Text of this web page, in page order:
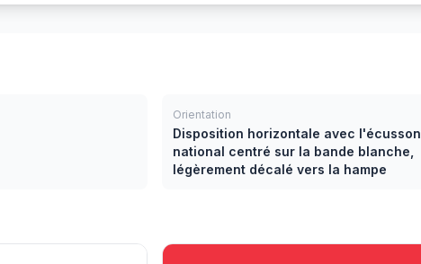
Orientation
Disposition horizontale avec l'écusson
national centré sur la bande blanche,
légèrement décalé vers la hampe